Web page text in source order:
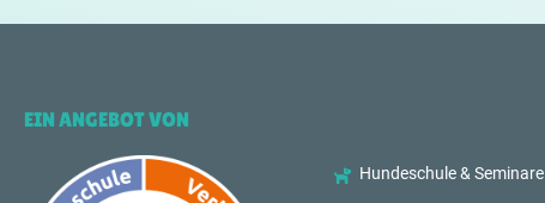
EIN ANGEBOT VON
Hundeschule & Seminare